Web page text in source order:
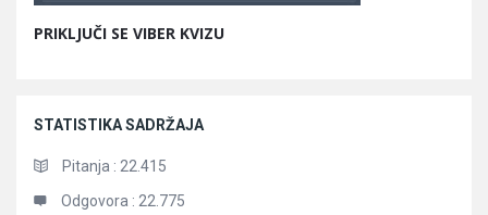
PRIKLJUČI SE VIBER KVIZU
STATISTIKA SADRŽAJA
Pitanja : 22.415
Odgovora : 22.775